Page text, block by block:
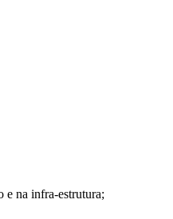
e na infra-estrutura;